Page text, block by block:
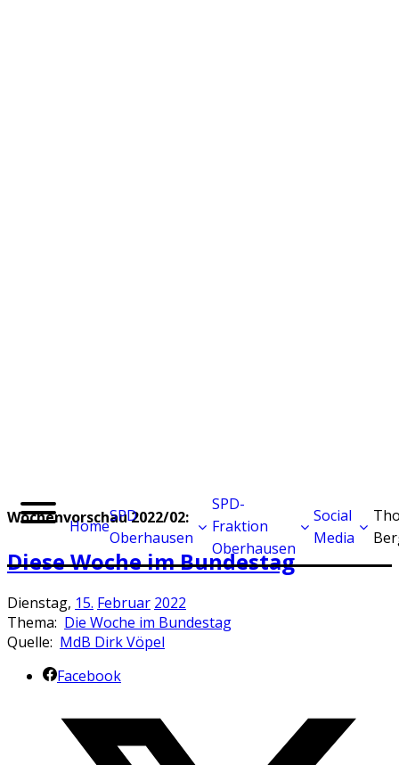
Home
SPD
Oberhausen
SPD-
Fraktion
Oberhausen
Social
Media
Wochenvorschau 2022/02:
Diese Woche im Bundestag
Dienstag, 15. Februar 2022
Thema: Die Woche im Bundestag
Quelle: MdB Dirk Vöpel
Facebook